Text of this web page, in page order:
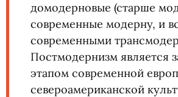
домодерновые (старше
современные модерну, и
современными
Постмодернизм является
этапом современной
североамериканской